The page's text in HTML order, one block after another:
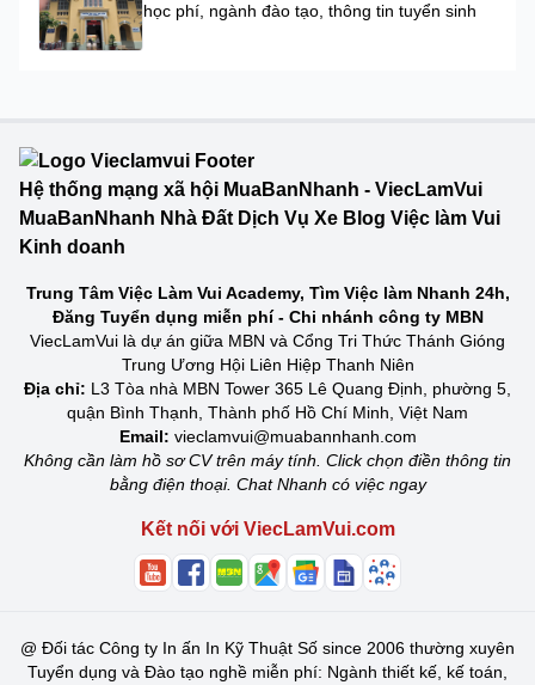
học phí, ngành đào tạo, thông tin tuyển sinh
Hệ thống mạng xã hội MuaBanNhanh - ViecLamVui
MuaBanNhanh Nhà Đất Dịch Vụ Xe Blog Việc làm Vui
Kinh doanh
Trung Tâm Việc Làm Vui Academy, Tìm Việc làm Nhanh 24h,
Đăng Tuyển dụng miễn phí - Chi nhánh công ty MBN
ViecLamVui là dự án giữa MBN và Cổng Tri Thức Thánh Gióng
Trung Ương Hội Liên Hiệp Thanh Niên
Địa chỉ: L3 Tòa nhà MBN Tower 365 Lê Quang Định, phường 5,
quận Bình Thạnh, Thành phố Hồ Chí Minh, Việt Nam
Email: vieclamvui@muabannhanh.com
Không cần làm hồ sơ CV trên máy tính. Click chọn điền thông tin
bằng điện thoại. Chat Nhanh có việc ngay
Kết nối với ViecLamVui.com
@ Đối tác Công ty In ấn In Kỹ Thuật Số since 2006 thường xuyên
Tuyển dụng và Đào tạo nghề miễn phí: Ngành thiết kế, kế toán,